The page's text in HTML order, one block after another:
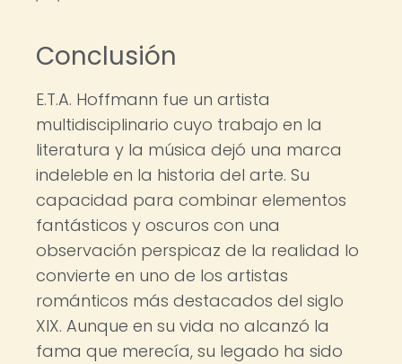
Conclusión
E.T.A. Hoffmann fue un artista
multidisciplinario cuyo trabajo en la
literatura y la música dejó una marca
indeleble en la historia del arte. Su
capacidad para combinar elementos
fantásticos y oscuros con una
observación perspicaz de la realidad lo
convierte en uno de los artistas
románticos más destacados del siglo
XIX. Aunque en su vida no alcanzó la
fama que merecía, su legado ha sido